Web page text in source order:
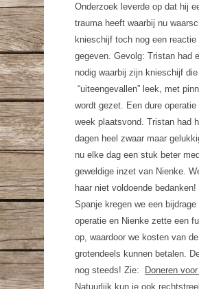
Onderzoek leverde op dat hij
trauma heeft waarbij nu
knieschijf toch nog een reactie
gegeven. Gevolg: Tristan had
nodig waarbij zijn knieschijf die
“uiteengevallen” leek, met
wordt gezet. Een dure operatie
week plaatsvond. Tristan had
dagen heel zwaar maar
nu elke dag een stuk beter
geweldige inzet van Nienke.
haar niet voldoende
Spanje kregen we een bijdrage
operatie en Nienke zette een
op, waardoor we kosten van
grotendeels kunnen betalen.
nog steeds! Zie:
Doneren
Natuurlijk kun je ook